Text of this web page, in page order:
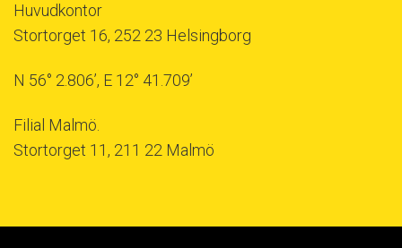
Huvudkontor
Stortorget 16, 252 23 Helsingborg
N 56° 2.806’, E 12° 41.709’
Filial Malmö.
Stortorget 11, 211 22 Malmö